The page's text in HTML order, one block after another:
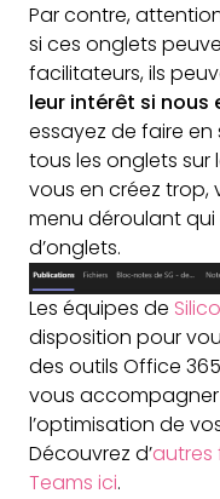
Par contre,
si ces onglets
facilitateurs, ils
leur intérêt si nous
essayez de faire
tous les onglets sur
vous en créez trop,
menu déroulant
d’onglets.
Les équipes de
disposition pour
des outils Office
vous
l’optimisation de
Découvrez d’autres
Teams ici.